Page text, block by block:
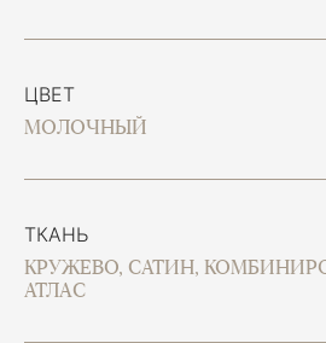
ЦВЕТ
МОЛОЧНЫЙ
ТКАНЬ
КРУЖЕВО, САТИН,
АТЛАС